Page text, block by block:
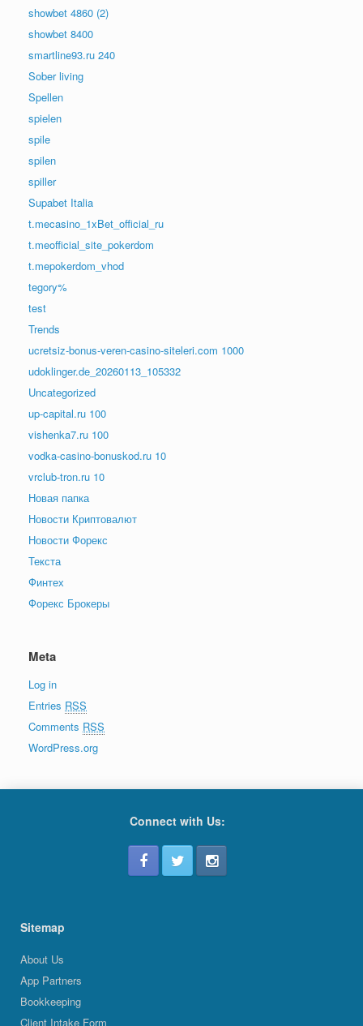
showbet 4860 (2)
showbet 8400
smartline93.ru 240
Sober living
Spellen
spielen
spile
spilen
spiller
Supabet Italia
t.mecasino_1xBet_official_ru
t.meofficial_site_pokerdom
t.mepokerdom_vhod
tegory%
test
Trends
ucretsiz-bonus-veren-casino-siteleri.com 1000
udoklinger.de_20260113_105332
Uncategorized
up-capital.ru 100
vishenka7.ru 100
vodka-casino-bonuskod.ru 10
vrclub-tron.ru 10
Новая папка
Новости Криптовалют
Новости Форекс
Текста
Финтех
Форекс Брокеры
Meta
Log in
Entries RSS
Comments RSS
WordPress.org
Connect with Us:
Sitemap
About Us
App Partners
Bookkeeping
Client Intake Form